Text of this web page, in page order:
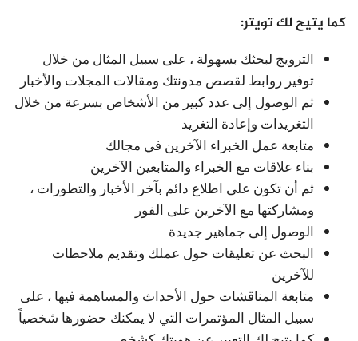
كما يتيح لك تويتر:
الترويج لبحثك بسهولة ، على سبيل المثال من خلال
توفير روابط لقصص مدونتك ومقالات المجلات والأخبار
ثم الوصول إلى عدد كبير من الأشخاص بسرعة من خلال
التغريدات وإعادة التغريد
متابعة عمل الخبراء الآخرين في مجالك
بناء علاقات مع الخبراء والمتابعين الآخرين
ثم أن تكون على اطلاع دائم بآخر الأخبار والتطورات ،
ومشاركتها مع الآخرين على الفور
الوصول إلى جماهير جديدة
البحث عن تعليقات حول عملك وتقديم ملاحظات
للآخرين
متابعة المناقشات حول الأحداث والمساهمة فيها ، على
سبيل المثال المؤتمرات التي لا يمكنك حضورها شخصياً